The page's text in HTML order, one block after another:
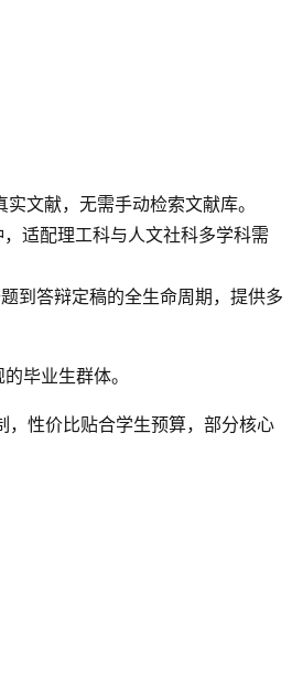
文献，无需手动检索文献库。
适配理工科与人文社科多学科需
到答辩定稿的全生命周期，提供多
毕业生群体。
，性价比贴合学生预算，部分核心